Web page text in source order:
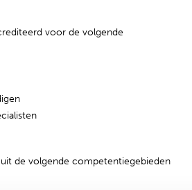
voor de volgende
de volgende competentiegebieden